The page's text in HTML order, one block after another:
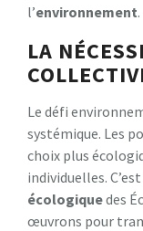
l’environnement.
LA
Le défi
systémique. Les
choix plus
individuelles.
écologiquedes
œuvrons pour